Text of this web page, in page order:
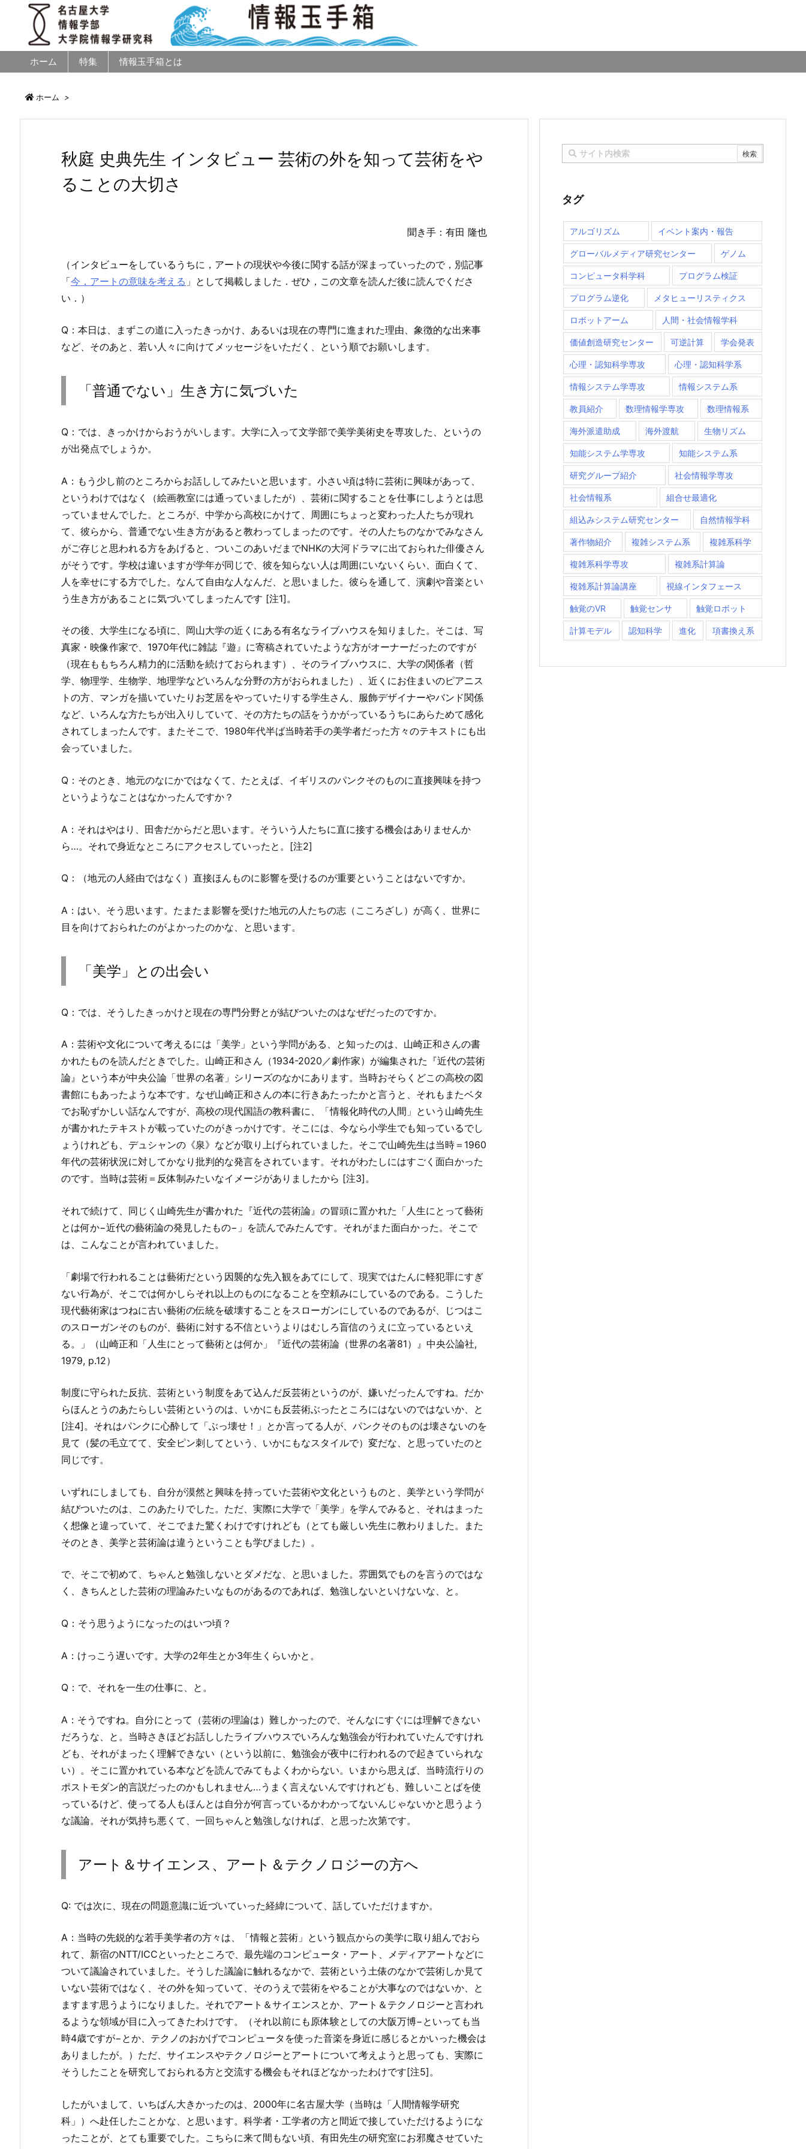
ホーム 特集 情報玉手箱とは
ホーム >
秋庭 史典先生 インタビュー 芸術の外を知って芸術をや
ることの大切さ
聞き手：有田 隆也
（インタビューをしているうちに，アートの現状や今後に関する話が深まっていったので，別記事
「今，アートの意味を考える 」として掲載しました．ぜひ，この文章を読んだ後に読んでくださ
い．）
Q：本日は、まずこの道に入ったきっかけ、あるいは現在の専門に進まれた理由、象徴的な出来事
など、そのあと、若い人々に向けてメッセージをいただく、という順でお願いします。
「普通でない」生き方に気づいた
Q：では、きっかけからおうがいします。大学に入って文学部で美学美術史を専攻した、というの
が出発点でしょうか。
A：もう少し前のところからお話ししてみたいと思います。小さい頃は特に芸術に興味があって、
というわけではなく（絵画教室には通っていましたが）、芸術に関することを仕事にしようとは思
っていませんでした。ところが、中学から高校にかけて、周囲にちょっと変わった人たちが現れ
て、彼らから、普通でない生き方があると教わってしまったのです。その人たちのなかでみなさん
がご存じと思われる方をあげると、ついこのあいだまでNHKの大河ドラマに出ておられた俳優さん
がそうです。学校は違いますが学年が同じで、彼を知らない人は周囲にいないくらい、面白くて、
人を幸せにする方でした。なんて自由な人なんだ、と思いました。彼らを通して、演劇や音楽とい
う生き方があることに気づいてしまったんです [注1]。
その後、大学生になる頃に、岡山大学の近くにある有名なライブハウスを知りました。そこは、写
真家・映像作家で、1970年代に雑誌『遊』に寄稿されていたような方がオーナーだったのですが
（現在ももちろん精力的に活動を続けておられます）、そのライブハウスに、大学の関係者（哲
学、物理学、生物学、地理学などいろんな分野の方がおられました）、近くにお住まいのピアニス
トの方、マンガを描いていたりお芝居をやっていたりする学生さん、服飾デザイナーやバンド関係
など、いろんな方たちが出入りしていて、その方たちの話をうかがっているうちにあらためて感化
されてしまったんです。またそこで、1980年代半ば当時若手の美学者だった方々のテキストにも出
会っていました。
Q：そのとき、地元のなにかではなくて、たとえば、イギリスのパンクそのものに直接興味を持つ
というようなことはなかったんですか？
A：それはやはり、田舎だからだと思います。そういう人たちに直に接する機会はありませんか
ら…。それで身近なところにアクセスしていったと。[注2]
Q：（地元の人経由ではなく）直接ほんものに影響を受けるのが重要ということはないですか。
A：はい、そう思います。たまたま影響を受けた地元の人たちの志（こころざし）が高く、世界に
目を向けておられたのがよかったのかな、と思います。
「美学」との出会い
Q：では、そうしたきっかけと現在の専門分野とが結びついたのはなぜだったのですか。
A：芸術や文化について考えるには「美学」という学問がある、と知ったのは、山崎正和さんの書
かれたものを読んだときでした。山崎正和さん（1934-2020／劇作家）が編集された『近代の芸術
論』という本が中央公論「世界の名著」シリーズのなかにあります。当時おそらくどこの高校の図
書館にもあったような本です。なぜ山崎正和さんの本に行きあたったかと言うと、それもまたベタ
でお恥ずかしい話なんですが、高校の現代国語の教科書に、「情報化時代の人間」という山崎先生
が書かれたテキストが載っていたのがきっかけです。そこには、今なら小学生でも知っているでし
ょうけれども、デュシャンの《泉》などが取り上げられていました。そこで山崎先生は当時＝1960
年代の芸術状況に対してかなり批判的な発言をされています。それがわたしにはすごく面白かった
のです。当時は芸術＝反体制みたいなイメージがありましたから [注3]。
それで続けて、同じく山崎先生が書かれた『近代の芸術論』の冒頭に置かれた「人生にとって藝術
とは何か−近代の藝術論の発見したもの−」を読んでみたんです。それがまた面白かった。そこで
は、こんなことが言われていました。
「劇場で行われることは藝術だという因襲的な先入観をあてにして、現実ではたんに軽犯罪にすぎ
ない行為が、そこでは何かしらそれ以上のものになることを空頼みにしているのである。こうした
現代藝術家はつねに古い藝術の伝統を破壊することをスローガンにしているのであるが、じつはこ
のスローガンそのものが、藝術に対する不信というよりはむしろ盲信のうえに立っているといえ
る。」（山崎正和「人生にとって藝術とは何か」『近代の芸術論（世界の名著81）』中央公論社,
1979, p.12）
制度に守られた反抗、芸術という制度をあて込んだ反芸術というのが、嫌いだったんですね。だか
らほんとうのあたらしい芸術というのは、いかにも反芸術ぶったところにはないのではないか、と
[注4]。それはパンクに心酔して「ぶっ壊せ！」とか言ってる人が、パンクそのものは壊さないのを
見て（髪の毛立てて、安全ピン刺してという、いかにもなスタイルで）変だな、と思っていたのと
同じです。
いずれにしましても、自分が漠然と興味を持っていた芸術や文化というものと、美学という学問が
結びついたのは、このあたりでした。ただ、実際に大学で「美学」を学んでみると、それはまった
く想像と違っていて、そこでまた驚くわけですけれども（とても厳しい先生に教わりました。また
そのとき、美学と芸術論は違うということも学びました）。
で、そこで初めて、ちゃんと勉強しないとダメだな、と思いました。雰囲気でものを言うのではな
く、きちんとした芸術の理論みたいなものがあるのであれば、勉強しないといけないな、と。
Q：そう思うようになったのはいつ頃？
A：けっこう遅いです。大学の2年生とか3年生くらいかと。
Q：で、それを一生の仕事に、と。
A：そうですね。自分にとって（芸術の理論は）難しかったので、そんなにすぐには理解できない
だろうな、と。当時さきほどお話ししたライブハウスでいろんな勉強会が行われていたんですけれ
ども、それがまったく理解できない（という以前に、勉強会が夜中に行われるので起きていられな
い）。そこに置かれている本などを読んでみてもよくわからない。いまから思えば、当時流行りの
ポストモダン的言説だったのかもしれません…うまく言えないんですけれども、難しいことばを使
っているけど、使ってる人もほんとは自分が何言っているかわかってないんじゃないかと思うよう
な議論。それが気持ち悪くて、一回ちゃんと勉強しなければ、と思った次第です。
アート＆サイエンス、アート＆テクノロジーの方へ
Q: では次に、現在の問題意識に近づいていった経緯について、話していただけますか。
A：当時の先鋭的な若手美学者の方々は、「情報と芸術」という観点からの美学に取り組んでおら
れて、新宿のNTT/ICCといったところで、最先端のコンピュータ・アート、メディアアートなどに
ついて議論されていました。そうした議論に触れるなかで、芸術という土俵のなかで芸術しか見て
いない芸術ではなく、その外を知っていて、そのうえで芸術をやることが大事なのではないか、と
ますます思うようになりました。それでアート＆サイエンスとか、アート＆テクノロジーと言われ
るような領域が目に入ってきたわけです。（それ以前にも原体験としての大阪万博−といっても当
時4歳ですが−とか、テクノのおかげでコンピュータを使った音楽を身近に感じるとかいった機会は
ありましたが。）ただ、サイエンスやテクノロジーとアートについて考えようと思っても、実際に
そうしたことを研究しておられる方と交流する機会もそれほどなかったわけです[注5]。
したがいまして、いちばん大きかったのは、2000年に名古屋大学（当時は「人間情報学研究
科」）へ赴任したことかな、と思います。科学者・工学者の方と間近で接していただけるようにな
ったことが、とても重要でした。こちらに来て間もない頃、有田先生の研究室にお邪魔させていた
タグ
アルゴリズム イベント案内・報告
グローバルメディア研究センター ゲノム
コンピュータ科学科 プログラム検証
プログラム逆化 メタヒューリスティクス
ロボットアーム 人間・社会情報学科
価値創造研究センター 可逆計算 学会発表
心理・認知科学専攻 心理・認知科学系
情報システム学専攻 情報システム系
教員紹介 数理情報学専攻 数理情報系
海外派遣助成 海外渡航 生物リズム
知能システム学専攻 知能システム系
研究グループ紹介 社会情報学専攻
社会情報系 組合せ最適化
組込みシステム研究センター 自然情報学科
著作物紹介 複雑システム系 複雑系科学
複雑系科学専攻 複雑系計算論
複雑系計算論講座 視線インタフェース
触覚のVR 触覚センサ 触覚ロボット
計算モデル 認知科学 進化 項書換え系